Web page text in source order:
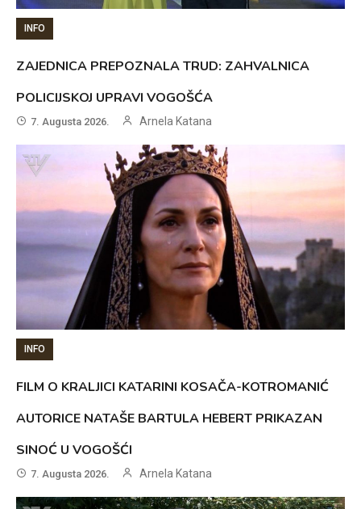
INFO
ZAJEDNICA PREPOZNALA TRUD: ZAHVALNICA
POLICIJSKOJ UPRAVI VOGOŠĆA
7. Augusta 2026. Arnela Katana
INFO
FILM O KRALJICI KATARINI KOSAČA-KOTROMANIĆ
AUTORICE NATAŠE BARTULA HEBERT PRIKAZAN
SINOĆ U VOGOŠĆI
7. Augusta 2026. Arnela Katana